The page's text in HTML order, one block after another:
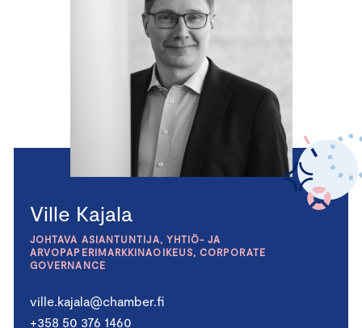
Ville Kajala
JOHTAVA ASIANTUNTIJA, YHTIÖ- JA
ARVOPAPERIMARKKINAOIKEUS, CORPORATE
GOVERNANCE
ville.kajala@chamber.fi
+358 50 376 1460